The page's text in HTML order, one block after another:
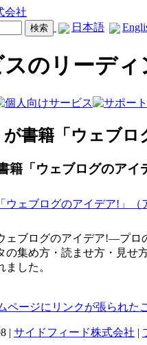
日本語
スのリーデ
が書籍「ウェブ
籍「ウェブログのア
「ウェブログのアイデア!」（
ェブログのアイデア!―プロ
の集め方・読ませ方・見せ
ました。
ページにリンクが張られた
| サイドフィード株式会社 |